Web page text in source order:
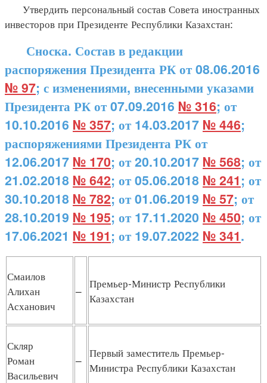
Утвердить персональный состав Совета иностранных
инвесторов при Президенте Республики Казахстан:
Сноска. Состав в редакции
распоряжения Президента РК от 08.06.2016
№ 97; с изменениями, внесенными указами
Президента РК от 07.09.2016 № 316; от
10.10.2016 № 357; от 14.03.2017 № 446;
распоряжениями Президента РК от
12.06.2017 № 170; от 20.10.2017 № 568; от
21.02.2018 № 642; от 05.06.2018 № 241; от
30.10.2018 № 782; от 01.06.2019 № 57; от
28.10.2019 № 195; от 17.11.2020 № 450; от
17.06.2021 № 191; от 19.07.2022 № 341.
Смаилов
Алихан
Асханович
–
Премьер-Министр Республики
Казахстан
Скляр
Роман
Васильевич
–
Первый заместитель Премьер-
Министра Республики Казахстан